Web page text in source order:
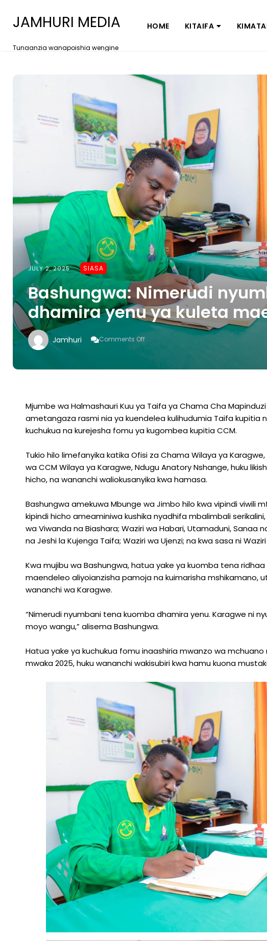
JAMHURI MEDIA
Tunaanzia wanapoishia wengine
HOME KITAIFA
JULY 2, 2025 SIASA
Bashungwa: Nimerudi
dhamira yenu ya kuleta
Jamhuri Comments Off
On
Nyumbani
Yenu
Ya
Kuleta
Maendeleo
Mjumbe wa Halmashauri Kuu ya Taifa ya Chama Cha
ametangaza rasmi nia ya kuendelea kulihudumia Taifa kupitia
kuchukua na kurejesha fomu ya kugombea kupitia CCM.
Tukio hilo limefanyika katika Ofisi za Chama Wilaya ya
wa CCM Wilaya ya Karagwe, Ndugu Anatory Nshange, huku
hicho, na wananchi waliokusanyika kwa hamasa.
Bashungwa amekuwa Mbunge wa Jimbo hilo kwa vipindi viwili
kipindi hicho ameaminiwa kushika nyadhifa mbalimbali
wa Viwanda na Biashara; Waziri wa Habari, Utamaduni, Sanaa
na Jeshi la Kujenga Taifa; Waziri wa Ujenzi; na kwa sasa ni
Kwa mujibu wa Bashungwa, hatua yake ya kuomba tena
maendeleo aliyoianzisha pamoja na kuimarisha mshikamano,
wananchi wa Karagwe.
“Nimerudi nyumbani tena kuomba dhamira yenu. Karagwe ni
moyo wangu,” alisema Bashungwa.
Hatua yake ya kuchukua fomu inaashiria mwanzo wa
mwaka 2025, huku wananchi wakisubiri kwa hamu kuona